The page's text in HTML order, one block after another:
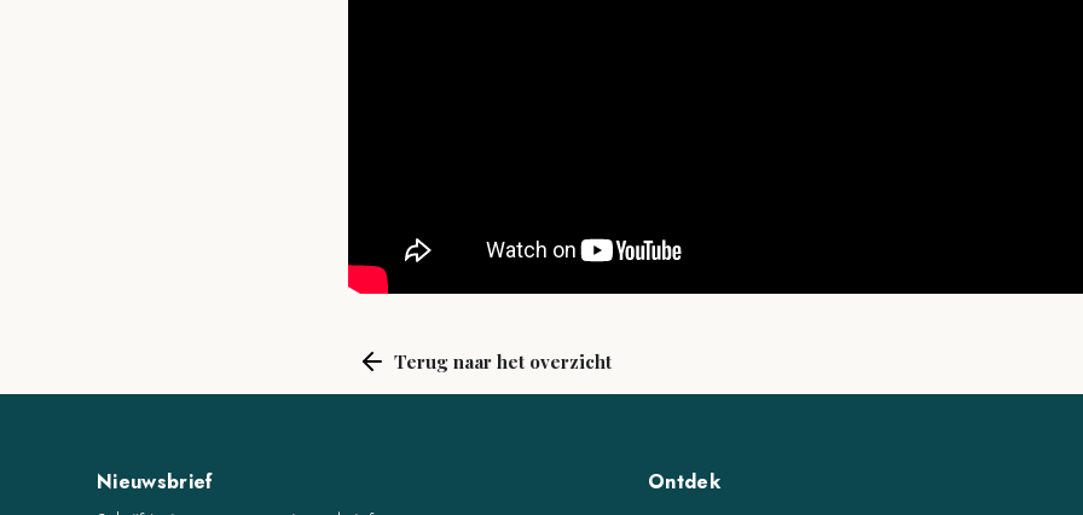
Terug naar het overzicht
Nieuwsbrief
Ontdek